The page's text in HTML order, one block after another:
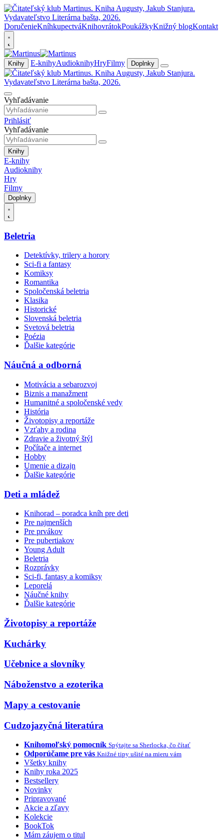
DoručenieKníhkupectváKnihovrátokPoukážkyKnižný blogKontakt
Knihy E-knihyAudioknihyHryFilmy Doplnky
Vyhľadávanie
Prihlásiť
Vyhľadávanie
Knihy
E-knihy
Audioknihy
Hry
Filmy
Doplnky
Beletria
Detektívky, trilery a horory
Sci-fi a fantasy
Komiksy
Romantika
Spoločenská beletria
Klasika
Historické
Slovenská beletria
Svetová beletria
Poézia
Ďalšie kategórie
Náučná a odborná
Motivácia a sebarozvoj
Biznis a manažment
Humanitné a spoločenské vedy
História
Životopisy a reportáže
Vzťahy a rodina
Zdravie a životný štýl
Počítače a internet
Hobby
Umenie a dizajn
Ďalšie kategórie
Deti a mládež
Knihorad – poradca kníh pre deti
Pre najmenších
Pre prvákov
Pre pubertiakov
Young Adult
Beletria
Rozprávky
Sci-fi, fantasy a komiksy
Leporelá
Náučné knihy
Ďalšie kategórie
Životopisy a reportáže
Kuchárky
Učebnice a slovníky
Náboženstvo a ezoterika
Mapy a cestovanie
Cudzojazyčná literatúra
Knihomoľský pomocník Spýtajte sa Sherlocka, čo čítať
Odporúčame pre vás Knižné tipy ušité na mieru vám
Všetky knihy
Knihy roka 2025
Bestsellery
Novinky
Pripravované
Akcie a zľavy
Kolekcie
BookTok
Mám záujem o titul